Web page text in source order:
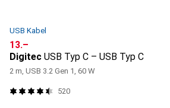
USB Kabel
CHF
13.–
Digitec USB Typ C – USB Typ C
2 m, USB 3.2 Gen 1, 60 W
520